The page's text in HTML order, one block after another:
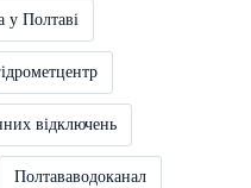
у Полтаві
відключень
Полтававодоканал